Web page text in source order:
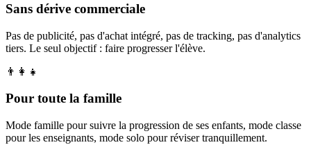
Sans dérive commerciale
Pas de publicité, pas d'achat intégré, pas de tracking, pas d'analytics
tiers. Le seul objectif : faire progresser l'élève.
👨‍👩‍👧
Pour toute la famille
Mode famille pour suivre la progression de ses enfants, mode classe
pour les enseignants, mode solo pour réviser tranquillement.